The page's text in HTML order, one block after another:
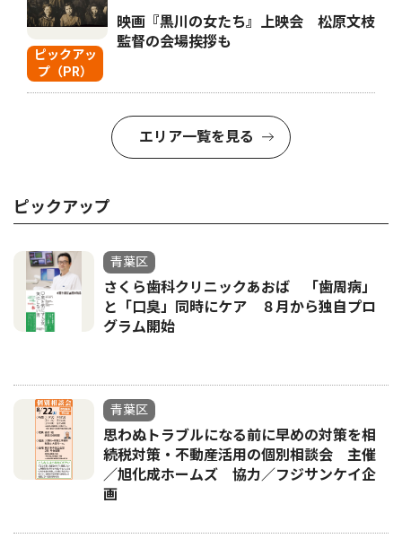
ピックアッ
プ（PR）
映画『黒川の女たち』上映会 松原文枝
監督の会場挨拶も
エリア一覧を見る
ピックアップ
青葉区
さくら歯科クリニックあおば 「歯周病」
と「口臭」同時にケア ８月から独自プロ
グラム開始
青葉区
思わぬトラブルになる前に早めの対策を相
続税対策・不動産活用の個別相談会 主催
／旭化成ホームズ 協力／フジサンケイ企
画